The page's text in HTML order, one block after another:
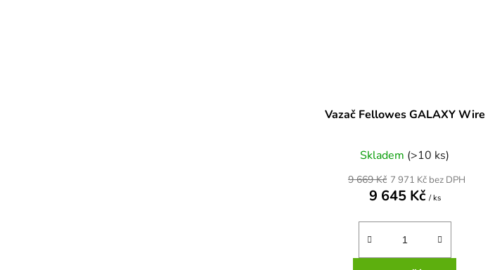
Vazač Fellowes GALAXY Wire
Skladem (>10 ks)
7 971 Kč bez DPH
9 645 Kč / ks
9 669 Kč